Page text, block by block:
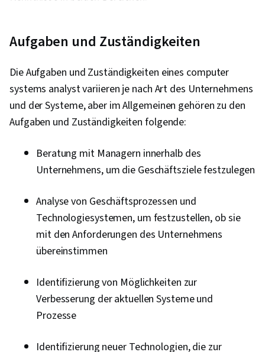
Unterstützung, Computer-Hardware, Hardware-
Computer-Systeme, Technisches Schreiben,
Endbenutzerschulung und -unterstützung,
Netzwerk-Unterstützung, Software-
Dokumentation, Technische Dokumentation,
Protokolle, Drahtlose Netzwerke, Integrität der
Daten, Netzwerk-Routing, Dynamisches Host-
Protokolle, OSI-Modelle, Netzarchitektur,
Vernetzungs-Hardware, Netzwerk-Router
Aufgaben und Zuständigkeiten
Die Aufgaben und Zuständigkeiten eines computer
systems analyst variieren je nach Art des Unternehmens
und der Systeme, aber im Allgemeinen gehören zu den
Aufgaben und Zuständigkeiten folgende:
Beratung mit Managern innerhalb des
Unternehmens, um die Geschäftsziele festzulegen
Analyse von Geschäftsprozessen und
Technologiesystemen, um festzustellen, ob sie
mit den Anforderungen des Unternehmens
übereinstimmen
Identifizierung von Möglichkeiten zur
Verbesserung der aktuellen Systeme und
Prozesse
Identifizierung neuer Technologien, die zur